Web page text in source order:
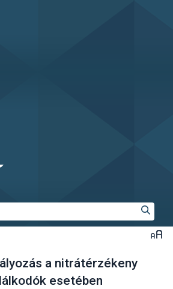
a nitrátérzékeny
esetében